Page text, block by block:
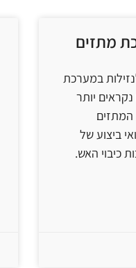
מתזים
במערכת
יותר
המתזים
ביצוע של
כיבוי האש.